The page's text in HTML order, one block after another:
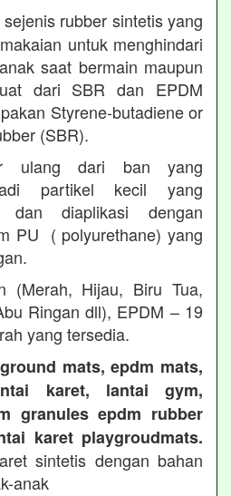
sejenis rubber sintetis yang
untuk menghindari
saat bermain maupun
dari SBR dan EPDM
Styrene-butadiene or
(SBR).
ulang dari ban yang
partikel kecil yang
dan diaplikasi dengan
PU ( polyurethane) yang
(Merah, Hijau, Biru Tua,
Ringan dll), EPDM – 19
yang tersedia.
mats, epdm mats,
karet, lantai gym,
granules epdm rubber
karet playgroudmats.
sintetis dengan bahan
anak